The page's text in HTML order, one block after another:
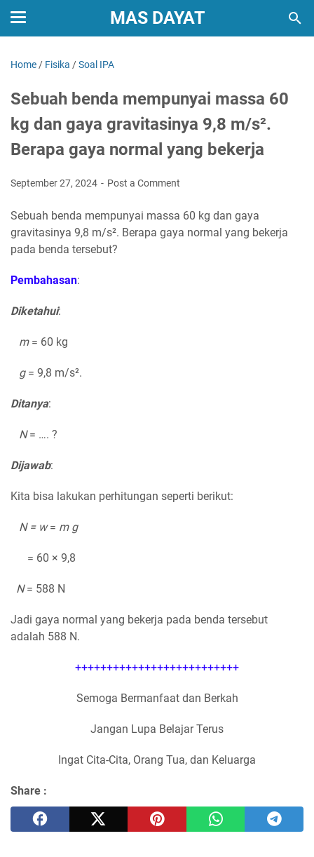
MAS DAYAT
Home / Fisika /Soal IPA
Sebuah benda mempunyai massa 60
kg dan gaya gravitasinya 9,8 m/s².
Berapa gaya normal yang bekerja
September 27, 2024 Post a Comment
Sebuah benda mempunyai massa 60 kg dan gaya
gravitasinya 9,8 m/s². Berapa gaya normal yang bekerja
pada benda tersebut?
Pembahasan:
Diketahui:
m= 60 kg
g= 9,8 m/s².
Ditanya:
N= …. ?
Dijawab:
Kita bisa lakukan perhitungan seperti berikut:
N = w= m g
= 60 × 9,8
N= 588 N
Jadi gaya normal yang bekerja pada benda tersebut
adalah 588 N.
++++++++++++++++++++++++++
Semoga Bermanfaat dan Berkah
Jangan Lupa Belajar Terus
Ingat Cita-Cita, Orang Tua, dan Keluarga
Share :